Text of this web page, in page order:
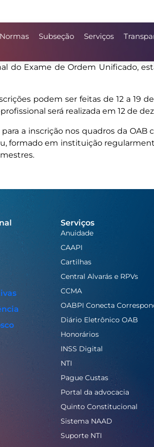
Normas Subseção Serviços
do Exame de Ordem Unificado,
podem ser feitas de 12 a 19
será realizada em 12 de
a inscrição nos quadros da
formado em instituição
Serviços
Anuidade
CAAPI
Cartilhas
Central Alvarás e RPVs
CCMA
OABPI Conecta
Diário Eletrônico OAB
Honorários
INSS Digital
NTI
Pague Custas
Portal da advocacia
Quinto Constitucional
Sistema NAAD
Suporte NTI